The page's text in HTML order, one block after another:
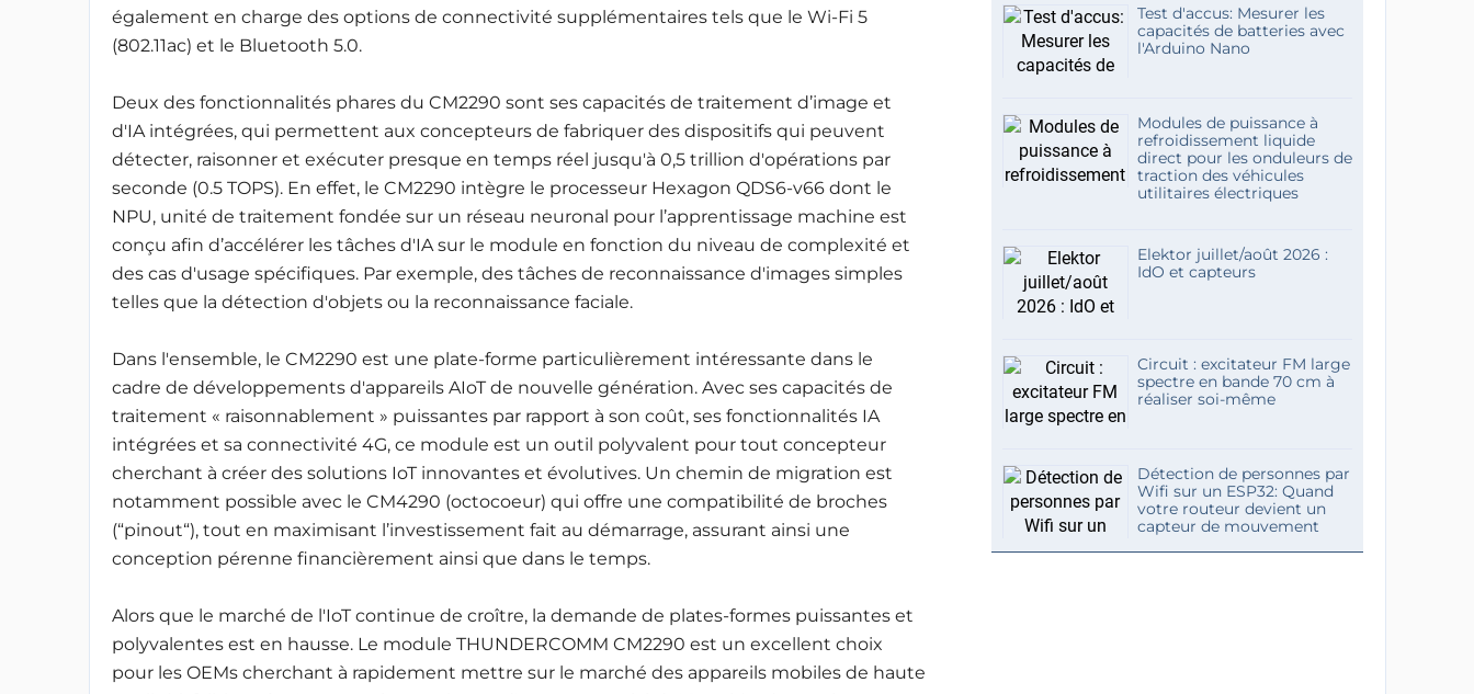
également en charge des options de connectivité supplémentaires tels que le Wi-Fi 5
(802.11ac) et le Bluetooth 5.0.
Deux des fonctionnalités phares du CM2290 sont ses capacités de traitement d’image et
d'IA intégrées, qui permettent aux concepteurs de fabriquer des dispositifs qui peuvent
détecter, raisonner et exécuter presque en temps réel jusqu'à 0,5 trillion d'opérations par
seconde (0.5 TOPS). En effet, le CM2290 intègre le processeur Hexagon QDS6-v66 dont le
NPU, unité de traitement fondée sur un réseau neuronal pour l’apprentissage machine est
conçu afin d’accélérer les tâches d'IA sur le module en fonction du niveau de complexité et
des cas d'usage spécifiques. Par exemple, des tâches de reconnaissance d'images simples
telles que la détection d'objets ou la reconnaissance faciale.
Dans l'ensemble, le CM2290 est une plate-forme particulièrement intéressante dans le
cadre de développements d'appareils AIoT de nouvelle génération. Avec ses capacités de
traitement « raisonnablement » puissantes par rapport à son coût, ses fonctionnalités IA
intégrées et sa connectivité 4G, ce module est un outil polyvalent pour tout concepteur
cherchant à créer des solutions IoT innovantes et évolutives. Un chemin de migration est
notamment possible avec le CM4290 (octocoeur) qui offre une compatibilité de broches
(“pinout“), tout en maximisant l’investissement fait au démarrage, assurant ainsi une
conception pérenne financièrement ainsi que dans le temps.
Alors que le marché de l'IoT continue de croître, la demande de plates-formes puissantes et
polyvalentes est en hausse. Le module THUNDERCOMM CM2290 est un excellent choix
pour les OEMs cherchant à rapidement mettre sur le marché des appareils mobiles de haute
Test d'accus: Mesurer les
capacités de batteries avec
l'Arduino Nano
Modules de puissance à
refroidissement liquide
direct pour les onduleurs de
traction des véhicules
utilitaires électriques
Elektor juillet/août 2026 :
IdO et capteurs
Circuit : excitateur FM large
spectre en bande 70 cm à
réaliser soi-même
Détection de personnes par
Wifi sur un ESP32: Quand
votre routeur devient un
capteur de mouvement